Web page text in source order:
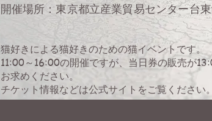
開催場所：東京都立産業貿易センター台
猫好きによる猫好きのための猫イベントです。
11:00～16:00の開催ですが、当日券の販売が
お求めください。
チケット情報などは公式サイトをご覧ください。